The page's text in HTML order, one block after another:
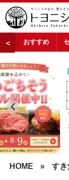
＜ おすすめ
HOME » すき